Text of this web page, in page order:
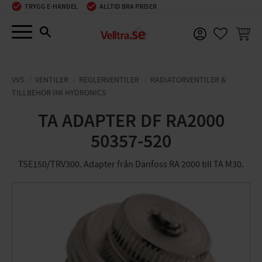
Meny
TRYGG E-HANDEL ALLTID BRA PRISER
VVS VENTILER REGLERVENTILER
RADIATORVENTILER &
TILLBEHÖR IMI HYDRONICS
TA ADAPTER DF RA2000
50357-520
TSE150/TRV300. Adapter från Danfoss RA 2000 till TA M30.